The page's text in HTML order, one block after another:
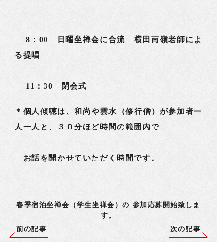
8：00 日曜坐禅会に合流 横田南嶺老師によ
る提唱
11：30 閉会式
＊個人傾聴は、和尚や雲水（修行僧）が参加者一
人一人と、３０分ほど時間の範囲内で
お話を聞かせていただく時間です。
春季宿泊坐禅会（学生坐禅会）の 参加応募開始致しま
す。
前の記事
次の記事